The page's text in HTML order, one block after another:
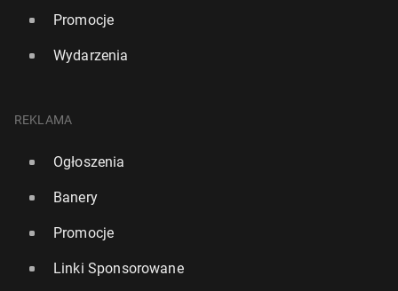
Promocje
Wydarzenia
REKLAMA
Ogłoszenia
Banery
Promocje
Linki Sponsorowane